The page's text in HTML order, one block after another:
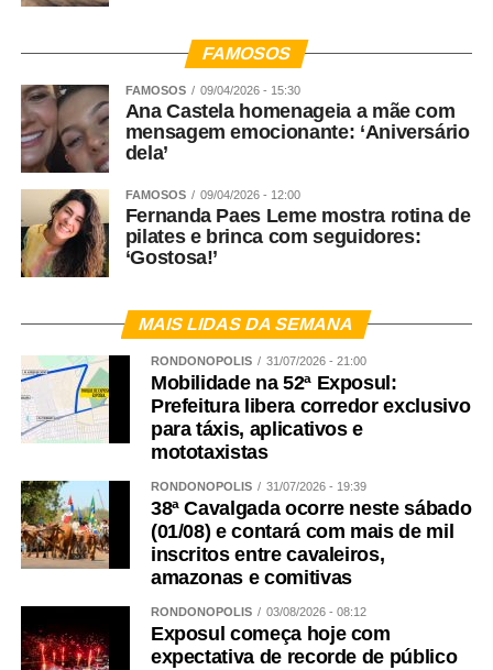
FAMOSOS
FAMOSOS 09/04/2026 - 15:30
Ana Castela homenageia a mãe com
mensagem emocionante: ‘Aniversário
dela’
FAMOSOS 09/04/2026 - 12:00
Fernanda Paes Leme mostra rotina de
pilates e brinca com seguidores:
‘Gostosa!’
MAIS LIDAS DA SEMANA
RONDONÓPOLIS 31/07/2026 - 21:00
Mobilidade na 52ª Exposul:
Prefeitura libera corredor exclusivo
para táxis, aplicativos e
mototaxistas
RONDONÓPOLIS 31/07/2026 - 19:39
38ª Cavalgada ocorre neste sábado
(01/08) e contará com mais de mil
inscritos entre cavaleiros,
amazonas e comitivas
RONDONÓPOLIS 03/08/2026 - 08:12
Exposul começa hoje com
expectativa de recorde de público